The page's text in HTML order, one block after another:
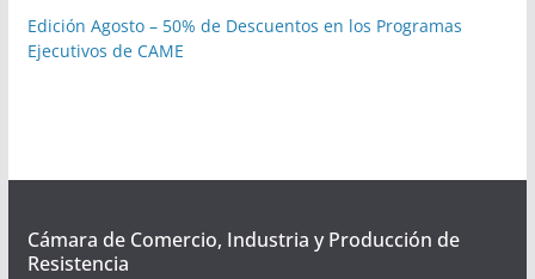
Edición Agosto – 50% de Descuentos en los Programas
Ejecutivos de CAME
Cámara de Comercio, Industria y Producción de
Resistencia